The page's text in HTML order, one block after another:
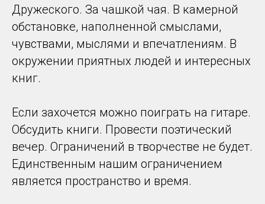
Дружеского. За чашкой чая. В камерной
обстановке, наполненной смыслами,
чувствами, мыслями и впечатлениям. В
окружении приятных людей и интересных
книг.
Если захочется можно поиграть на гитаре.
Обсудить книги. Провести поэтический
вечер. Ограничений в творчестве не будет.
Единственным нашим ограничением
является пространство и время.